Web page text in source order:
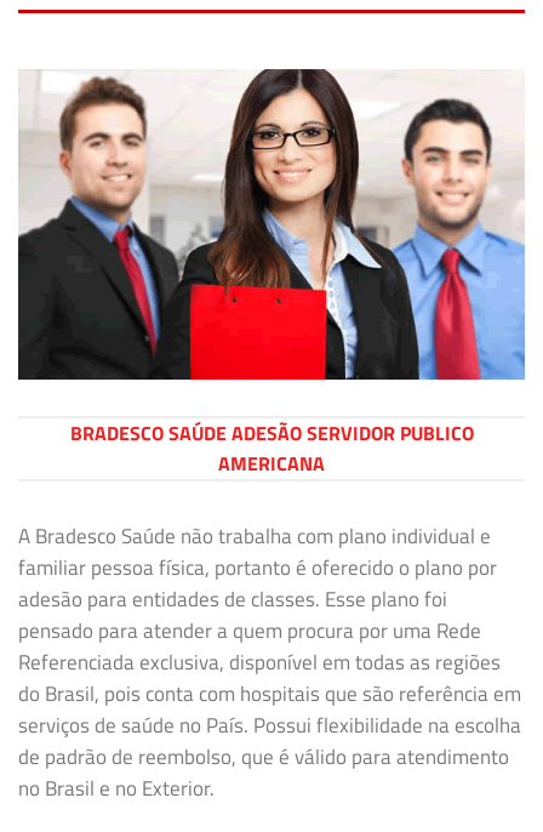
BRADESCO SAÚDE ADESÃO SERVIDOR PUBLICO
AMERICANA
A Bradesco Saúde não trabalha com plano individual e
familiar pessoa física, portanto é oferecido o plano por
adesão para entidades de classes. Esse plano foi
pensado para atender a quem procura por uma Rede
Referenciada exclusiva, disponível em todas as regiões
do Brasil, pois conta com hospitais que são referência em
serviços de saúde no País. Possui flexibilidade na escolha
de padrão de reembolso, que é válido para atendimento
no Brasil e no Exterior.